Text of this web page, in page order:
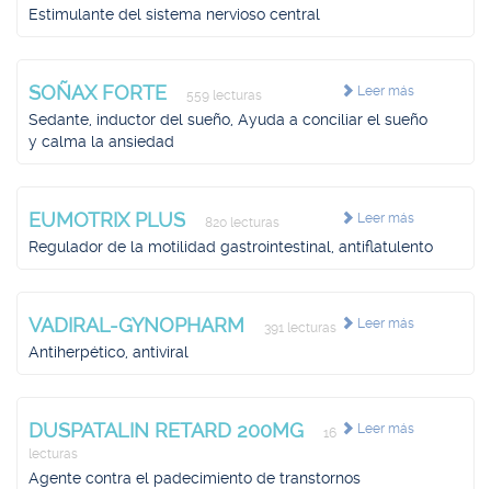
Estimulante del sistema nervioso central
Leer más
SOÑAX FORTE 559 lecturas
Sedante, inductor del sueño, Ayuda a conciliar el sueño
y calma la ansiedad
Leer más
EUMOTRIX PLUS 820 lecturas
Regulador de la motilidad gastrointestinal, antiflatulento
Leer más
VADIRAL-GYNOPHARM 391 lecturas
Antiherpético, antiviral
Leer más
DUSPATALIN RETARD 200MG
16
lecturas
Agente contra el padecimiento de transtornos